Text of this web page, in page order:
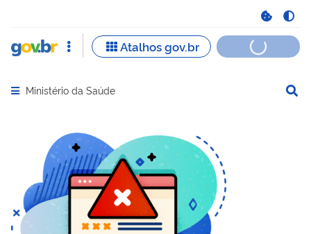
Abrir menu principal de navegação
Ministério da Saúde